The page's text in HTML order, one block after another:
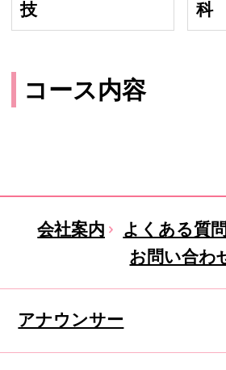
技
科
コース内容
会社案内 よくある質問
お問い合わ
アナウンサー